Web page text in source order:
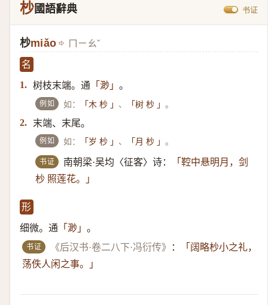
杪國語辭典 书证
杪miǎo ㄇㄧㄠˇ
名
1. 树枝末端。通 「渺」 。
例如 如： 「木 杪 」 、 「树 杪 」。
2. 末端、末尾。
例如 如： 「岁 杪 」 、 「月 杪 」。
书证 南朝梁·吴均〈征客〉诗：
「鞚中悬明月，剑
杪 照莲花。」
形
细微。通 「渺」 。
书证 《后汉书·卷二八下·冯衍传》 ：
「阔略杪小之礼，
荡佚人闲之事。」